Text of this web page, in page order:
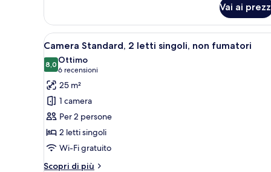
letti
singoli
(Burj
Khalifa
View)
Vai ai
Apri
tutte
le
foto
per
Camera
Standard,
2
letti
singoli,
Una camera d'albergo con
4
Camera Standard, 2 letti singoli, non fumatori
8,08,0 su 10
Ottimo
6 recensioni
(6
recensioni)
25 m²
1 camera
Per 2 persone
2 letti singoli
Wi-Fi gratuito
Scopri di più
Altri